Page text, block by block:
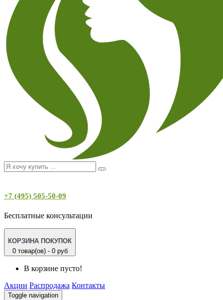
+7 (495) 505-50-09
Бесплатные консультации
КОРЗИНА ПОКУПОК
0 товар(ов) - 0 руб
В корзине пусто!
Акции Распродажа Контакты
Toggle navigation